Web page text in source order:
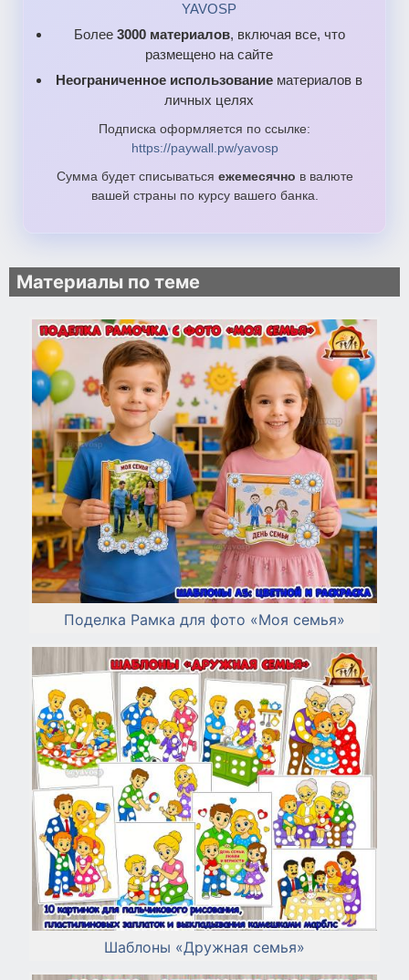
YAVOSP
Более 3000 материалов, включая все, что
размещено на сайте
Неограниченное использование материалов в
личных целях
Подписка оформляется по ссылке:
https://paywall.pw/yavosp
Сумма будет списываться ежемесячно в валюте
вашей страны по курсу вашего банка.
Материалы по теме
Поделка Рамка для фото «Моя семья»
Шаблоны «Дружная семья»